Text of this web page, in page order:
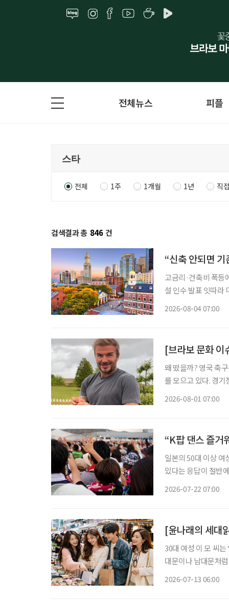
전체뉴스 피플
전체 1주 1개월 1년 직
검색결과 총 846 건
“신축 안되면
고금리·건축비 폭등에 신규 개발 ‘스톱’ 입주율
설 인수 발표 잇따라 미국 고령자 주거시설 시장에 지각변동이 나타나고 있다. 고령화로 입주
2026-08-04 07:00
[브라보 문화 이
왜 떴을까? 영국 축구선수 데이비드 베컴(51)이 최근 인스타그램을 통해 공개한 일상이 화제
를 모으고 있다. 경
2026-08-01 07:00
“K팝 댄스 즐거
일본의 50대 이상 여
있다는 응답이 절반
2026-07-22 07:00
[윤나래의 세대
30대 여성 이 모 씨
대문이나 남대문처
2026-07-13 06:00